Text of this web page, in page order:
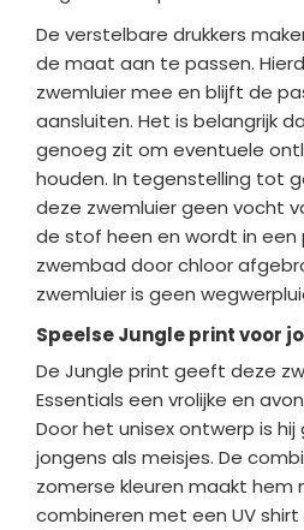
De verstelbare drukkers
de maat aan te passen.
zwemluier mee en blijft de
aansluiten. Het is belangrijk
genoeg zit om eventuele
houden. In tegenstelling tot
deze zwemluier geen vocht
de stof heen en wordt in een
zwembad door chloor
zwemluier is geen
Speelse Jungle print voor
De Jungle print geeft deze
Essentials een vrolijke en
Door het unisex ontwerp is
jongens als meisjes. De
zomerse kleuren maakt hem
combineren met een UV